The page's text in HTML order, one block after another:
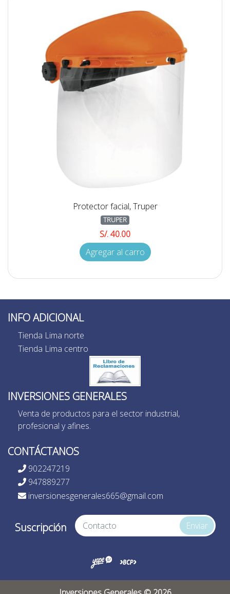
Protector facial, Truper
TRUPER
S/. 40.00
Agregar al carro
INFO ADICIONAL
Tienda Lima norte
Tienda Lima centro
INVERSIONES GENERALES
Venta de productos para el sector industrial,
profesional y afines.
CONTÁCTANOS
902247219
947889277
inversionesgenerales665@gmail.com
Suscripción Enviar